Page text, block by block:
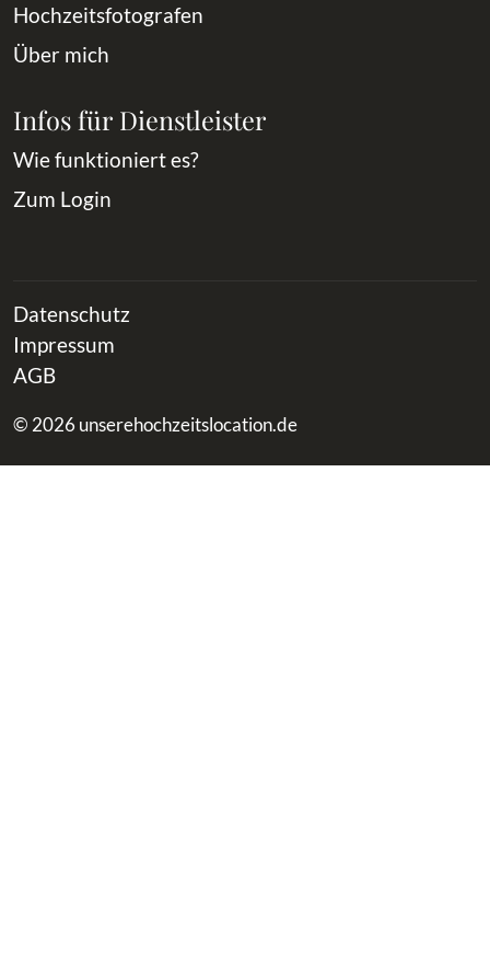
Hochzeitsfotografen
Über mich
Infos für Dienstleister
Wie funktioniert es?
Zum Login
Datenschutz
Impressum
AGB
© 2026 unserehochzeitslocation.de